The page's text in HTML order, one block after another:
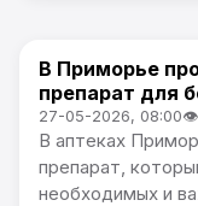
Новости
В Приморье
препарат для
27-05-2026, 08:00👁
В аптеках
препарат,
необходимых и